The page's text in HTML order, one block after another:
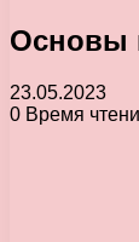
Основы
23.05.2023
0 Время